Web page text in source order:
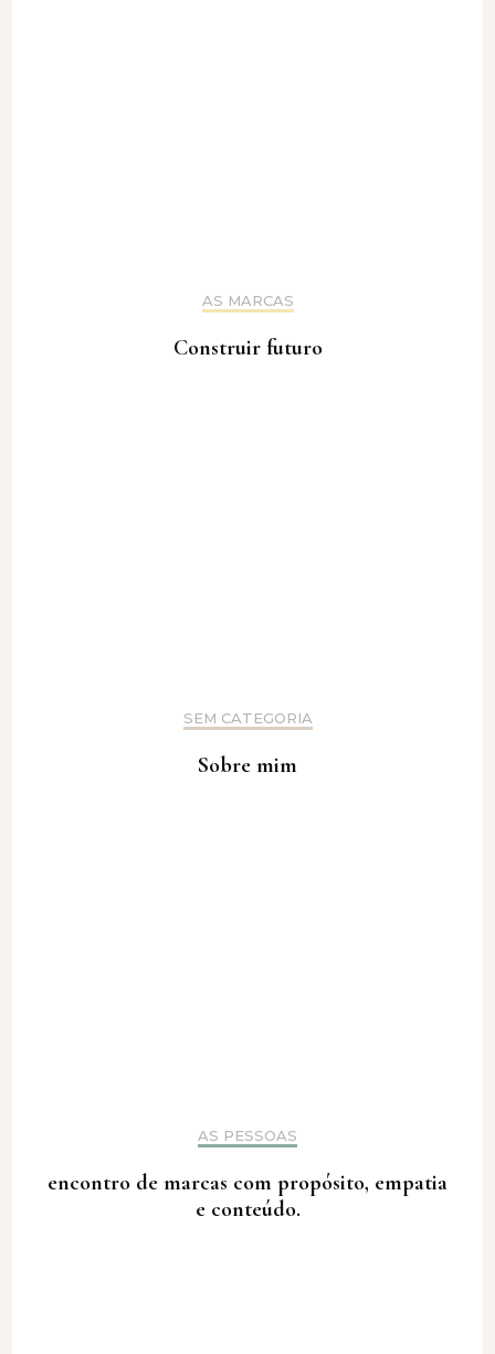
AS MARCAS
Construir futuro
SEM CATEGORIA
Sobre mim
AS PESSOAS
encontro de marcas com propósito, empatia
e conteúdo.